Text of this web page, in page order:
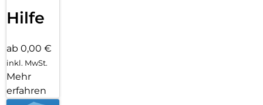
Hilfe
ab 0,00 €
inkl. MwSt.
Mehr
erfahren